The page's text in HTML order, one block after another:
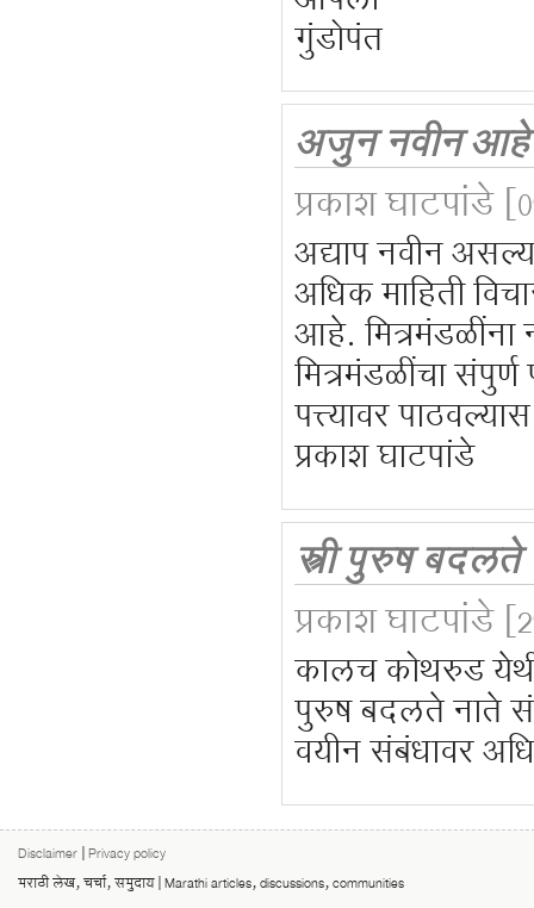
गुंडोपंत
अजुन नवीन आहे
प्रकाश घाटपांडे
अद्याप नवीन
अधिक माहिती
आहे.
मित्रमंडळींचा संपुर्ण
पत्त्यावर
प्रकाश घाटपांडे
स्त्री पुरुष
प्रकाश घाटपांडे
कालच कोथरुड
पुरुष बदलते नाते
वयीन संबंधावर
Disclaimer Privacy policy
मराठी लेख, चर्चा, समुदाय | Marathi articles, discussions, communities